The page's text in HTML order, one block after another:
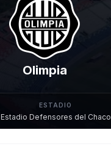
Olimpia
ESTADIO
Estadio Defensores del Chaco